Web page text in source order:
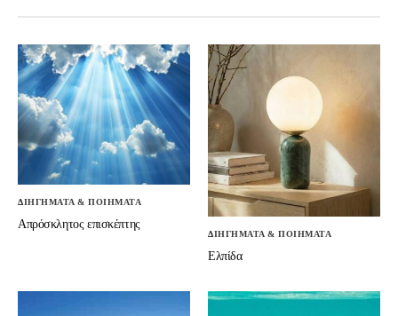
ΔΙΗΓΗΜΑΤΑ & ΠΟΙΗΜΑΤΑ
Απρόσκλητος επισκέπτης
ΔΙΗΓΗΜΑΤΑ & ΠΟΙΗΜΑΤΑ
Ελπίδα